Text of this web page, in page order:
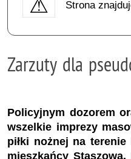
Strona
Zarzuty dla
Policyjnym dozorem
wszelkie imprezy
piłki nożnej na
mieszkańcy